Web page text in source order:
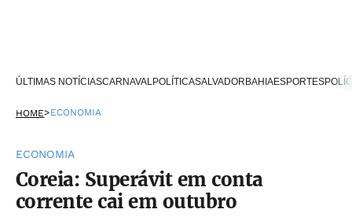
ÚLTIMAS NOTÍCIASCARNAVALPOLÍTICASALVADOR BAHIAESPORTES
HOME>ECONOMIA
ECONOMIA
Coreia: Superávit em conta
corrente cai em outubro